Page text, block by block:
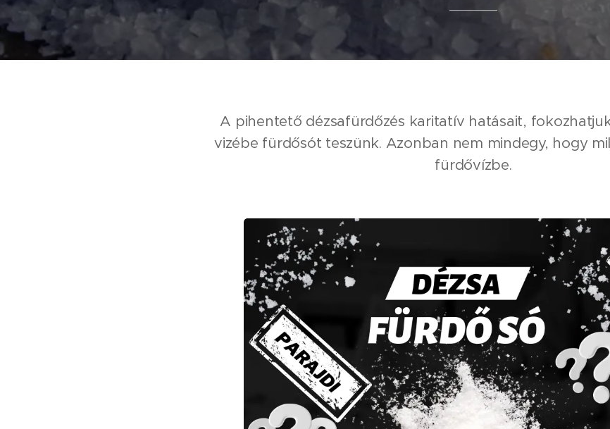
A pihentető dézsafürdőzés karitatív hatásait,
vizébe fürdősót teszünk. Azonban nem mindegy, hogy
fürdővízbe.